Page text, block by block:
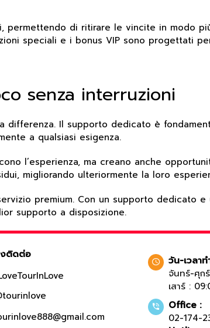
di ritirare le vincite in modo
speciali e i bonus VIP sono progettati
senza interruzioni
Il supporto dedicato è
a qualsiasi esigenza.
l’esperienza, ma creano anche
migliorando ulteriormente la loro
premium. Con un supporto dedicato
supporto a disposizione.
ติดต่อ
วัน-เวลาท
จันทร์-ศุก
เสาร์ :
Office :
02-174-